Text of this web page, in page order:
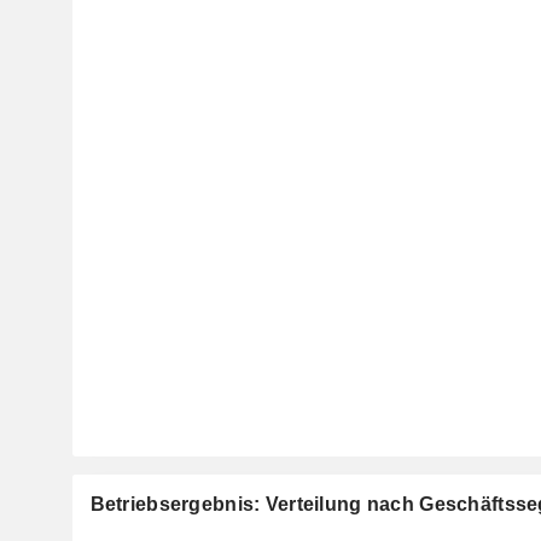
Betriebsergebnis: Verteilung nach